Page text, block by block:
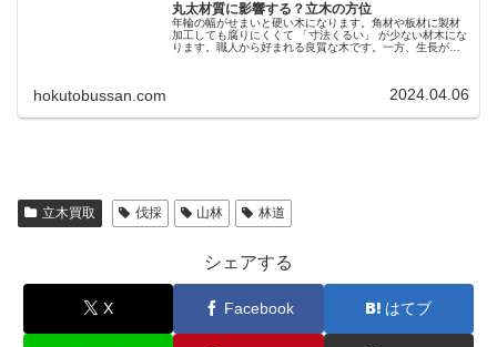
丸太材質に影響する？立木の方位
年輪の幅がせまいと硬い木になります。角材や板材に製材
加工しても腐りにくくて 「寸法くるい」 が少ない材木にな
ります。職人から好まれる良質な木です。一方、生長が早
hokutobussan.com 2024.04.06
立木買取 伐採 山林 林道
シェアする
X Facebook はてブ